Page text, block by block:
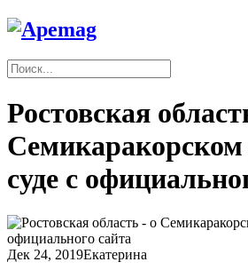
Ростовская
суде с
Дек 24, 2019Екатерина